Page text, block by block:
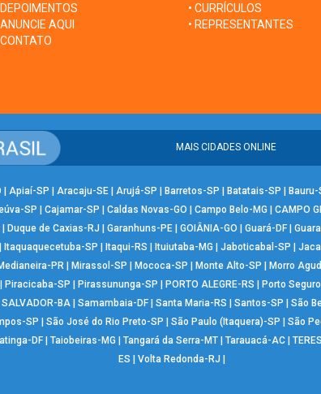
DEPOIMENTOS
ANUNCIE AQUI
CONTATO
• CURRÍCULOS
• REPRESENTANTES
MAIS CIDADES ONLINE
| Apiaí-SP | Aracaju-SE| Arujá-SP | Barretos-SP | Batatais-SP | Bauru-
SP | Cajamar-SP | Caldas Novas-GO | Campo Belo-MG | CAMPO
| Duque de Caxias-RJ | Garanhuns-PE | GOIÂNIA-GO | Guará-DF |
| Itaquaquecetuba-SP | Itaqui-RS | Ituiutaba-MG | Jaboticabal-SP |
PR | Mirassol-SP | Mococa-SP | Monte Alto-SP | Morro
| Piracicaba-SP | Pirassununga-SP | PORTO ALEGRE-RS | Porto
SALVADOR-BA | Samambaia-DF | Santa Maria-RS | Santos-SP | São
SP | São José do Rio Preto-SP | São Paulo (Itaquera)-SP | São
DF| Taiobeiras-MG | Tangará da Serra-MT| Tarauacá-AC|
ES | Volta Redonda-RJ |